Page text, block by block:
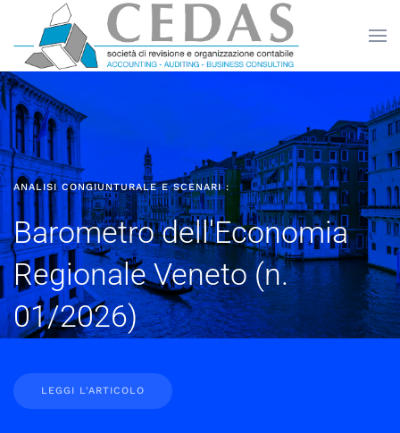
Skip to main content
ANALISI CONGIUNTURALE E SCENARI :
Barometro dell'Economia
Regionale Veneto (n.
01/2026)
LEGGI L'ARTICOLO